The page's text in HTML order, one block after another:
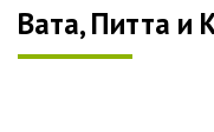
Вата, Питта и